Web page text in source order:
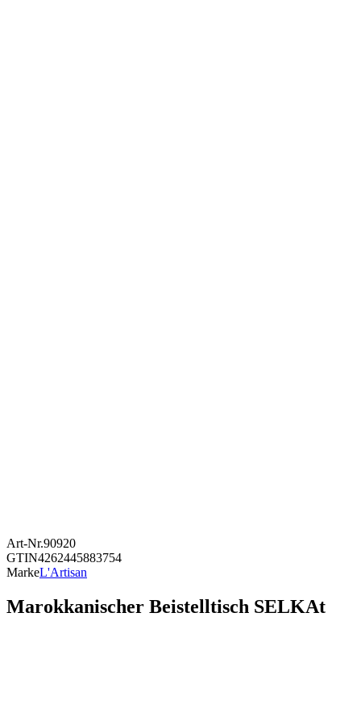
Art-Nr.90920
GTIN4262445883754
MarkeL'Artisan
Marokkanischer Beistelltisch SELKAt